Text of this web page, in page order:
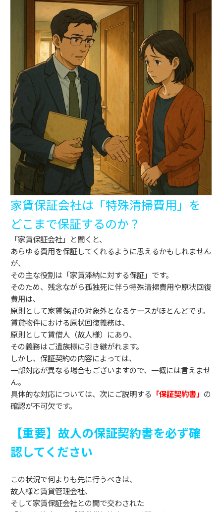
家賃保証会社は「特殊清掃費用」を
どこまで保証するのか？
「家賃保証会社」と聞くと、
あらゆる費用を保証してくれるように思えるかもしれません
が、
その主な役割は「家賃滞納に対する保証」です。
そのため、残念ながら孤独死に伴う特殊清掃費用や原状回復
費用は、
原則として家賃保証の対象外となるケースがほとんどです。
賃貸物件における原状回復義務は、
原則として賃借人（故人様）にあり、
その義務はご遺族様に引き継がれます。
しかし、保証契約の内容によっては、
一部対応が異なる場合もございますので、一概には言えませ
ん。
具体的な対応については、次にご説明する 「保証契約書」 の
確認が不可欠です。
【重要】故人の保証契約書を必ず確
認してください
この状況で何よりも先に行うべきは、
故人様と賃貸管理会社、
そして家賃保証会社との間で交わされた